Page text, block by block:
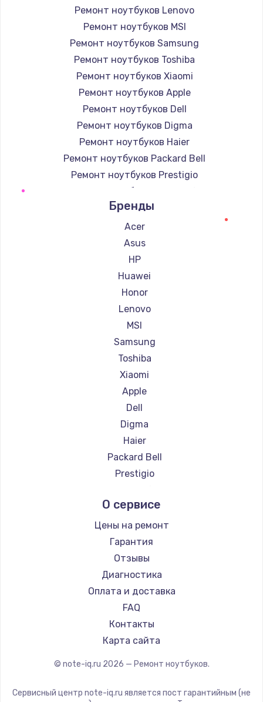
Ремонт ноутбуков Lenovo
Ремонт ноутбуков MSI
Ремонт ноутбуков Samsung
Ремонт ноутбуков Toshiba
Ремонт ноутбуков Xiaomi
Ремонт ноутбуков Apple
Ремонт ноутбуков Dell
Ремонт ноутбуков Digma
Ремонт ноутбуков Haier
Ремонт ноутбуков Packard Bell
Ремонт ноутбуков Prestigio
Ремонт ноутбуков Microsoft
Ремонт ноутбуков Alienware
Ремонт ноутбуков Aquarius
Ремонт ноутбуков Gigabyte
Ремонт ноутбуков Aorus
Ремонт ноутбуков Maibenben
Ремонт ноутбуков Getac
Ремонт ноутбуков Epson
Ремонт ноутбуков Philips
Ремонт ноутбуков LG
Ремонт ноутбуков Panasonic
Ремонт ноутбуков Irbis
Ремонт ноутбуков Thunderobot
Ремонт ноутбуков Hasee
Ремонт ноутбуков ZTE
Ремонт ноутбуков Hiper
Ремонт ноутбуков Evga
Ремонт ноутбуков Google
Ремонт ноутбуков Ardor
Ремонт ноутбуков Predator
Ремонт ноутбуков iru
Ремонт ноутбуков Machenike
Ремонт ноутбуков DEXP
Ремонт ноутбуков Teclast
Ремонт ноутбуков CHUWI
Ремонт ноутбуков Colorful
Бренды
Acer
Asus
HP
Huawei
Honor
Lenovo
MSI
Samsung
Toshiba
Xiaomi
Apple
Dell
Digma
Haier
Packard Bell
Prestigio
Alienware
Aquarius
Gigabyte
Aorus
Maibenben
Getac
Epson
Philips
LG
Thunderobot
О сервисе
Цены на ремонт
Гарантия
Отзывы
Диагностика
Оплата и доставка
FAQ
Контакты
Карта сайта
© note-iq.ru 2026 — Ремонт ноутбуков.
Сервисный центр note-iq.ru является пост гарантийным (не